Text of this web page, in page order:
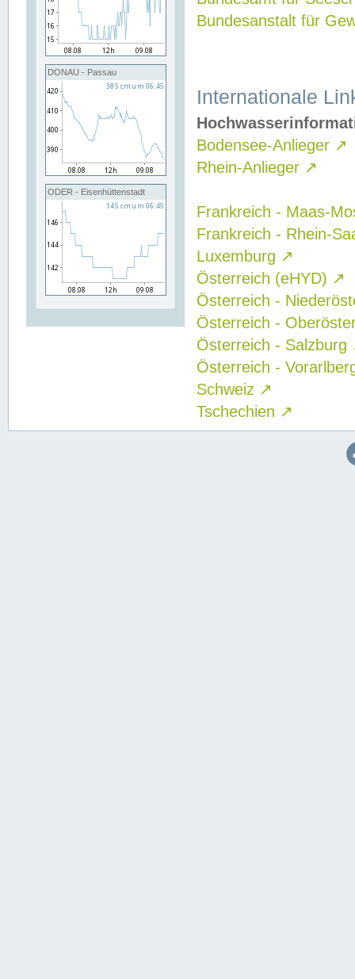
DONAU - Passau
ODER - Eisenhüttenstadt
Bundesanstalt für
Internationale
Bodensee-Anlieger ↗
Rhein-Anlieger ↗
Frankreich - Maas-
Frankreich - Rhein-
Luxemburg ↗
Österreich (eHYD) ↗
Österreich -
Österreich -
Österreich - Salzburg
Österreich -
Schweiz ↗
Tschechien ↗